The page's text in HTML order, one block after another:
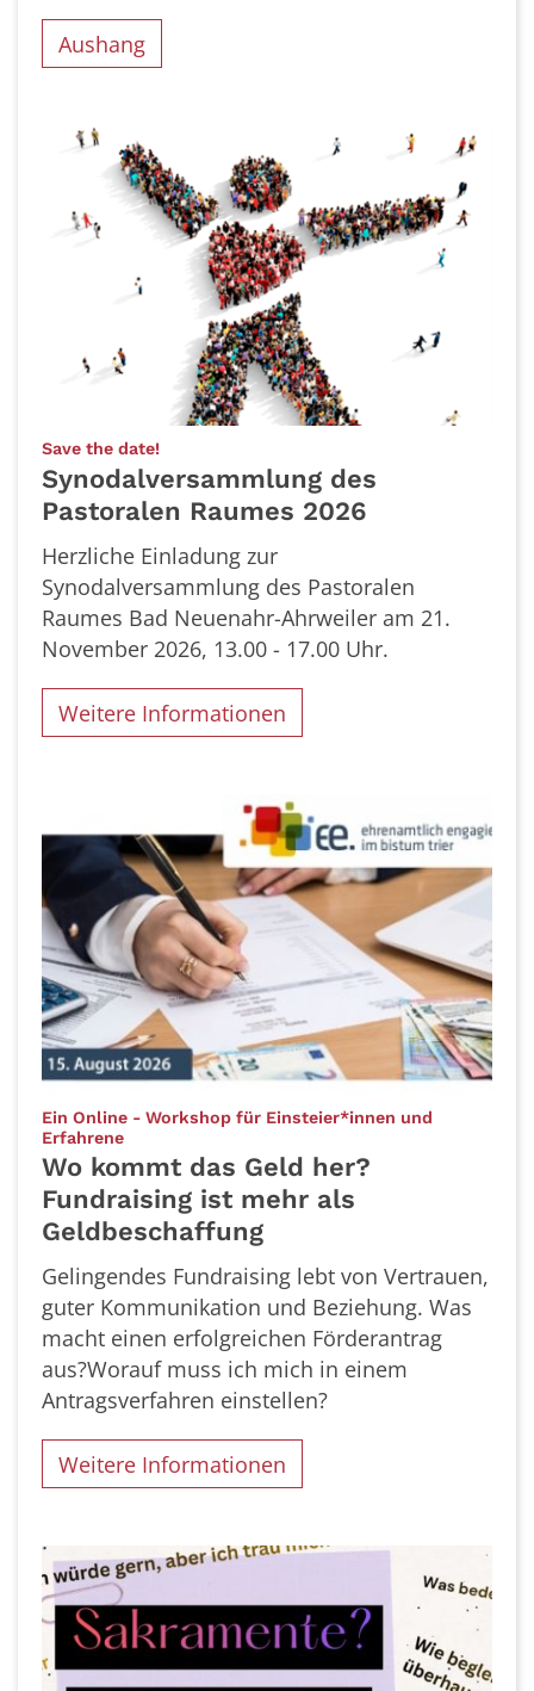
Aushang
Save the date!:
Synodalversammlung des
Pastoralen Raumes 2026
Herzliche Einladung zur
Synodalversammlung des Pastoralen
Raumes Bad Neuenahr-Ahrweiler am 21.
November 2026, 13.00 - 17.00 Uhr.
Weitere Informationen
Ein Online - Workshop für Einsteier*innen und
Erfahrene:
Wo kommt das Geld her?
Fundraising ist mehr als
Geldbeschaffung
Gelingendes Fundraising lebt von Vertrauen,
guter Kommunikation und Beziehung. Was
macht einen erfolgreichen Förderantrag
aus?Worauf muss ich mich in einem
Antragsverfahren einstellen?
Weitere Informationen